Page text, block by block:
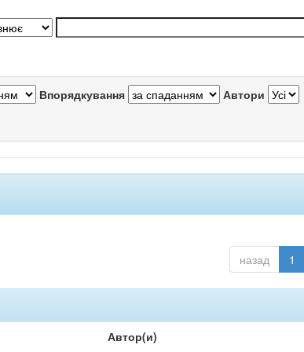
Впорядкування Автори
назад 1
Автор(и)